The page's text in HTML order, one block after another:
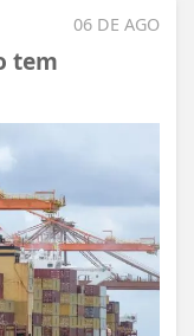
06 DE AGO
tem